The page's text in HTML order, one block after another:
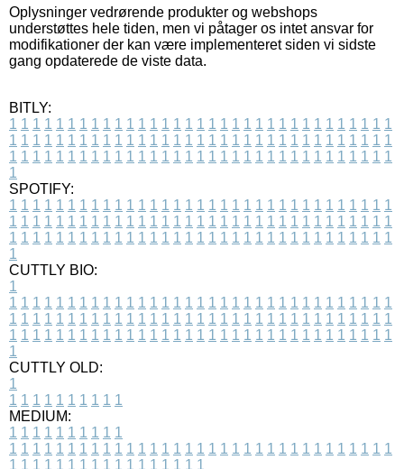
Oplysninger vedrørende produkter og webshops
understøttes hele tiden, men vi påtager os intet ansvar for
modifikationer der kan være implementeret siden vi sidste
gang opdaterede de viste data.
BITLY:
1 1 1 1 1 1 1 1 1 1 1 1 1 1 1 1 1 1 1 1 1 1 1 1 1 1 1 1 1 1 1 1 1
1 1 1 1 1 1 1 1 1 1 1 1 1 1 1 1 1 1 1 1 1 1 1 1 1 1 1 1 1 1 1 1 1
1 1 1 1 1 1 1 1 1 1 1 1 1 1 1 1 1 1 1 1 1 1 1 1 1 1 1 1 1 1 1 1 1
1
SPOTIFY:
1 1 1 1 1 1 1 1 1 1 1 1 1 1 1 1 1 1 1 1 1 1 1 1 1 1 1 1 1 1 1 1 1
1 1 1 1 1 1 1 1 1 1 1 1 1 1 1 1 1 1 1 1 1 1 1 1 1 1 1 1 1 1 1 1 1
1 1 1 1 1 1 1 1 1 1 1 1 1 1 1 1 1 1 1 1 1 1 1 1 1 1 1 1 1 1 1 1 1
1
CUTTLY BIO:
1
1 1 1 1 1 1 1 1 1 1 1 1 1 1 1 1 1 1 1 1 1 1 1 1 1 1 1 1 1 1 1 1 1
1 1 1 1 1 1 1 1 1 1 1 1 1 1 1 1 1 1 1 1 1 1 1 1 1 1 1 1 1 1 1 1 1
1 1 1 1 1 1 1 1 1 1 1 1 1 1 1 1 1 1 1 1 1 1 1 1 1 1 1 1 1 1 1 1 1
1
CUTTLY OLD:
1
1 1 1 1 1 1 1 1 1 1
MEDIUM:
1 1 1 1 1 1 1 1 1 1
1 1 1 1 1 1 1 1 1 1 1 1 1 1 1 1 1 1 1 1 1 1 1 1 1 1 1 1 1 1 1 1 1
1 1 1 1 1 1 1 1 1 1 1 1 1 1 1 1 1